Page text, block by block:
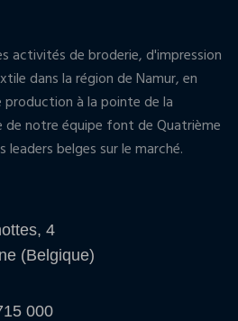
activités de broderie, d'impression
dans la région de Namur, en
production à la pointe de la
notre équipe font de Quatrième
leaders belges sur le marché.
4
(Belgique)
000